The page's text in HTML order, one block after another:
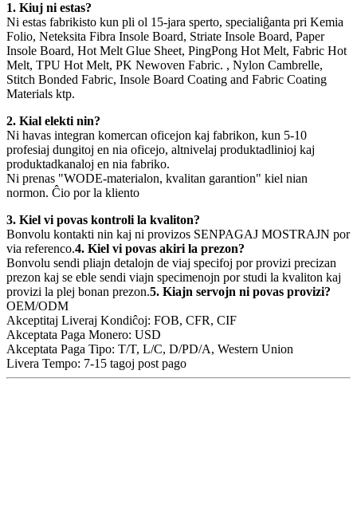
1. Kiuj ni estas?
Ni estas fabrikisto kun pli ol 15-jara sperto, specialiĝanta pri Kemia
Folio, Neteksita Fibra Insole Board, Striate Insole Board, Paper
Insole Board, Hot Melt Glue Sheet, PingPong Hot Melt, Fabric Hot
Melt, TPU Hot Melt, PK Newoven Fabric. , Nylon Cambrelle,
Stitch Bonded Fabric, Insole Board Coating and Fabric Coating
Materials ktp.
2. Kial elekti nin?
Ni havas integran komercan oficejon kaj fabrikon, kun 5-10
profesiaj dungitoj en nia oficejo, altnivelaj produktadlinioj kaj
produktadkanaloj en nia fabriko.
Ni prenas "WODE-materialon, kvalitan garantion" kiel nian
normon. Ĉio por la kliento
3. Kiel vi povas kontroli la kvaliton?
Bonvolu kontakti nin kaj ni provizos SENPAGAJ MOSTRAJN por
via referenco.4. Kiel vi povas akiri la prezon?
Bonvolu sendi pliajn detalojn de viaj specifoj por provizi precizan
prezon kaj se eble sendi viajn specimenojn por studi la kvaliton kaj
provizi la plej bonan prezon.5. Kiajn servojn ni povas provizi?
OEM/ODM
Akceptitaj Liveraj Kondiĉoj: FOB, CFR, CIF
Akceptata Paga Monero: USD
Akceptata Paga Tipo: T/T, L/C, D/PD/A, Western Union
Livera Tempo: 7-15 tagoj post pago